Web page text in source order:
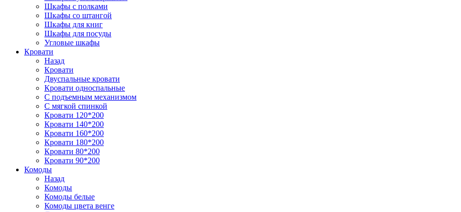
Шкафы с полками
Шкафы со штангой
Шкафы для книг
Шкафы для посуды
Угловые шкафы
Кровати
Назад
Кровати
Двуспальные кровати
Кровати односпальные
С подъемным механизмом
С мягкой спинкой
Кровати 120*200
Кровати 140*200
Кровати 160*200
Кровати 180*200
Кровати 80*200
Кровати 90*200
Комоды
Назад
Комоды
Комоды белые
Комоды цвета венге